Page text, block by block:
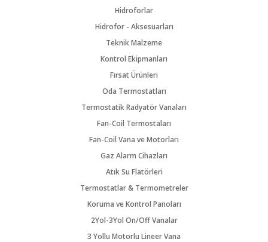
Hidroforlar
Hidrofor - Aksesuarları
Teknik Malzeme
Kontrol Ekipmanları
Fırsat Ürünleri
Oda Termostatları
Termostatik Radyatör Vanaları
Fan-Coil Termostaları
Fan-Coil Vana ve Motorları
Gaz Alarm Cihazları
Atık Su Flatörleri
Termostatlar & Termometreler
Koruma ve Kontrol Panoları
2Yol-3Yol On/Off Vanalar
3 Yollu Motorlu Lineer Vana